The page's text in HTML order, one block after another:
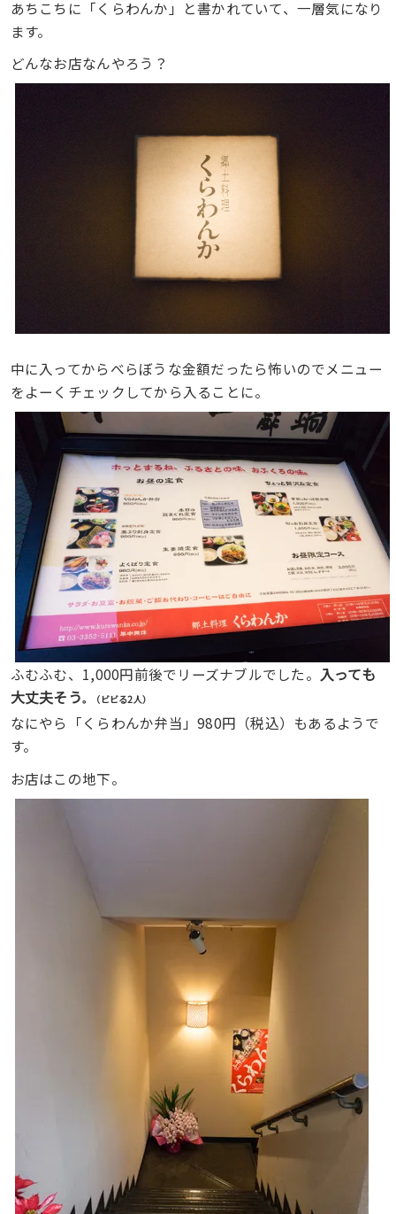
あちこちに「くらわんか」と書かれていて、一層気になり
ます。
どんなお店なんやろう？
中に入ってからべらぼうな金額だったら怖いのでメニュー
をよーくチェックしてから入ることに。
ふむふむ、1,000円前後でリーズナブルでした。 入っても
大丈夫そう。（ビビる2人）
なにやら「くらわんか弁当」980円（税込）もあるようで
す。
お店はこの地下。